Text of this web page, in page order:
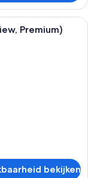
twee bedden, een
Premium)
bekijken